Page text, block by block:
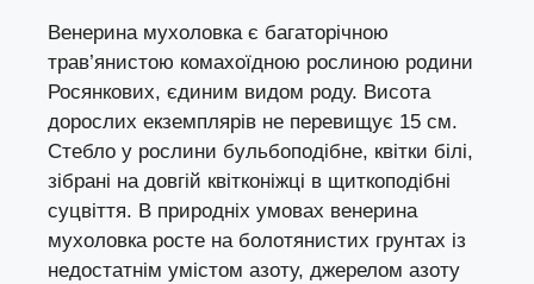
Венерина мухоловка є багаторічною
трав’янистою комахоїдною рослиною родини
Росянкових, єдиним видом роду. Висота
дорослих екземплярів не перевищує 15 см.
Стебло у рослини бульбоподібне, квітки білі,
зібрані на довгій квітконіжці в щиткоподібні
суцвіття. В природніх умовах венерина
мухоловка росте на болотянистих грунтах із
недостатнім умістом азоту, джерелом азоту